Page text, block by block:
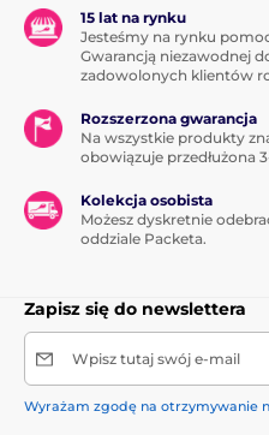
15 lat na rynku
Jesteśmy na rynku
Gwarancją niezawodnej
zadowolonych klientów
Rozszerzona gwarancja
Na wszystkie produkty
obowiązuje przedłużona
Kolekcja osobista
Możesz dyskretnie
oddziale Packeta.
Zapisz się do newslettera
Wpisz tutaj swój e-mail
Wyrażam zgodę na otrzymywanie